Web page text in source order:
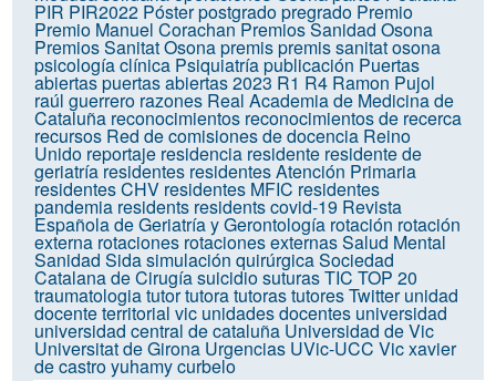
PIR PIR2022 Pósterpostgradopregrado Premio
Premio Manuel Corachan Premios Sanidad Osona
Premios Sanitat Osonapremispremis sanitat osona
psicología clínica Psiquiatríapublicación Puertas
abiertaspuertas abiertas 2023 R1 R4 Ramon Pujol
raúl guerrero razones Real Academia de Medicina de
Cataluña reconocimientos reconocimientos de recerca
recursos Red de comisiones de docencia Reino
Unido reportaje residencia residente residente de
geriatríaresidentes residentes Atención Primaria
residentes CHV residentes MFIC residentes
pandemia residents residents covid-19 Revista
Española de Geriatría y Gerontología rotación rotación
externa rotaciones rotaciones externasSalud Mental
Sanidad Sidasimulación quirúrgicaSociedad
Catalana de CirugíasuicidiosuturasTIC TOP 20
traumatologiatutortutoratutorastutoresTwitter unidad
docente territorial vic unidades docentes universidad
universidad central de cataluña Universidad de Vic
Universitat de Girona Urgencias UVic-UCC Vicxavier
de castroyuhamy curbelo